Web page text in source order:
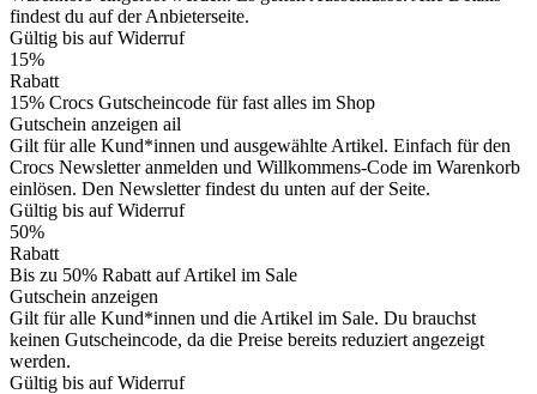
findest du auf der Anbieterseite.
Gültig bis auf Widerruf
15%
Rabatt
15% Crocs Gutscheincode für fast alles im Shop
Gutschein anzeigen ail
Gilt für alle Kund*innen und ausgewählte Artikel. Einfach für den
Crocs Newsletter anmelden und Willkommens-Code im Warenkorb
einlösen. Den Newsletter findest du unten auf der Seite.
Gültig bis auf Widerruf
50%
Rabatt
Bis zu 50% Rabatt auf Artikel im Sale
Gutschein anzeigen
Gilt für alle Kund*innen und die Artikel im Sale. Du brauchst
keinen Gutscheincode, da die Preise bereits reduziert angezeigt
werden.
Gültig bis auf Widerruf